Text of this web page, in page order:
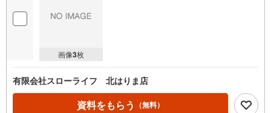
画像3枚
有限会社スローライフ 北はりま店
資料をもらう （無料）